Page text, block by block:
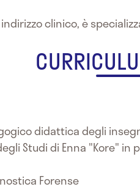
clinico, è
didattica degli
Studi di Enna "Kore"
Forense